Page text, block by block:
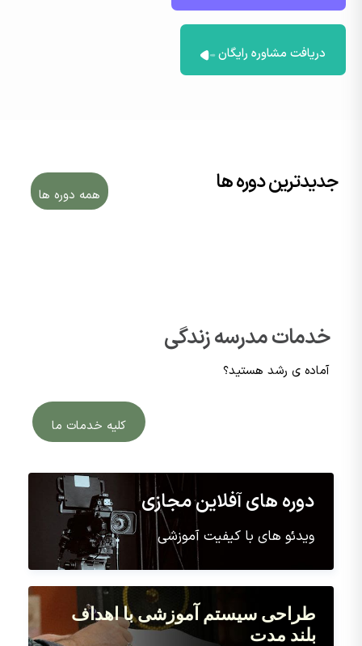
دریافت مشاوره رایگان
جدیدترین دوره‌ ها همه دوره ها
خدمات مدرسه زندگی
آماده ی رشد هستید؟
کلیه خدمات ما
دوره های آفلاین مجازی
ویدئو های با کیفیت آموزشی
طراحی سیستم آموزشی با اهداف
بلند مدت